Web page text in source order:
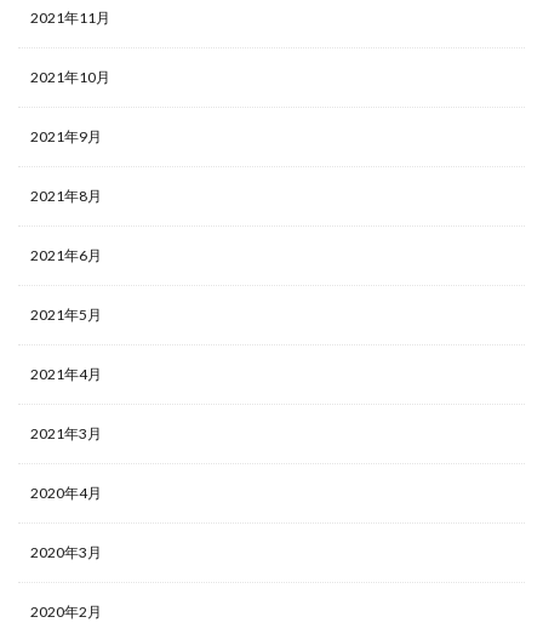
2021年11月
2021年10月
2021年9月
2021年8月
2021年6月
2021年5月
2021年4月
2021年3月
2020年4月
2020年3月
2020年2月